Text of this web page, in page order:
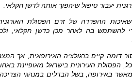
יעבור טיפול שיהפוך אותה לדשן חקלאי.
ההפרדה של זרם הפסולת
להשתמש בה לאחר מכן כדשן חקלאי,
דומה קיים ברגולציה האירופאית, אך
הפסולת העירונית בישראל מאופיינת
מאשר באירופה, בשל הבדלים במנהגי